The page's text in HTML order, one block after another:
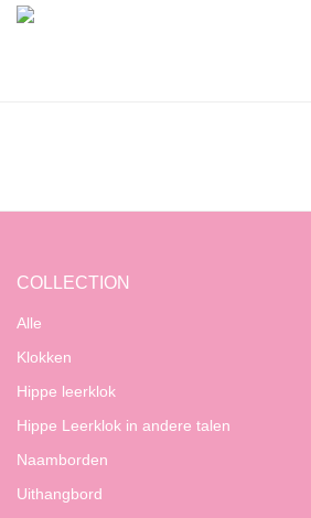
COLLECTION
Alle
Klokken
Hippe leerklok
Hippe Leerklok in andere talen
Naamborden
Uithangbord